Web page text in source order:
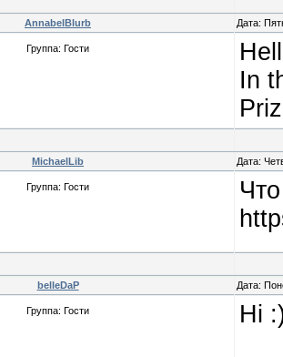
AnnabelBlurb Дата:
Группа: Гости
In
MichaelLib Дата:
Группа: Гости
belleDaP Дата:
Группа: Гости Hi